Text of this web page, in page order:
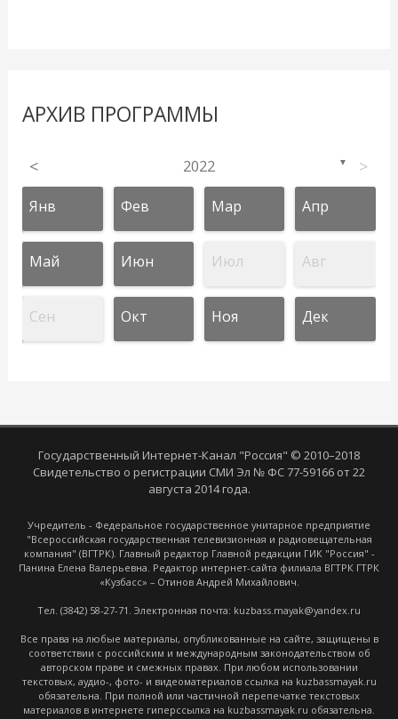
АРХИВ ПРОГРАММЫ
< 2022 ▼ >
Янв Фев Мар Апр
Май Июн Июл Авг
Сен Окт Ноя Дек
Государственный Интернет-Канал "Россия" © 2010–2018
Свидетельство о регистрации СМИ Эл № ФС 77-59166 от 22
августа 2014 года.
Учредитель - Федеральное государственное унитарное предприятие
"Всероссийская государственная телевизионная и радиовещательная
компания" (ВГТРК). Главный редактор Главной редакции ГИК "Россия" -
Панина Елена Валерьевна. Редактор интернет-сайта филиала ВГТРК ГТРК
«Кузбасс» – Отинов Андрей Михайлович.
Тел. (3842) 58-27-71. Электронная почта: kuzbass.mayak@yandex.ru
Все права на любые материалы, опубликованные на сайте, защищены в
соответствии с российским и международным законодательством об
авторском праве и смежных правах. При любом использовании
текстовых, аудио-, фото- и видеоматериалов ссылка на kuzbassmayak.ru
обязательна. При полной или частичной перепечатке текстовых
материалов в интернете гиперссылка на kuzbassmayak.ru обязательна.